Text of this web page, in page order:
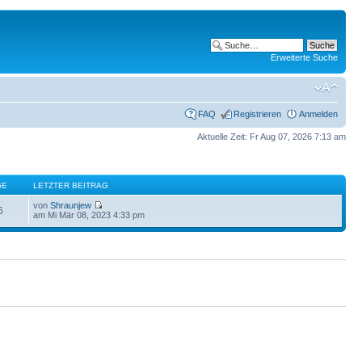
Erweiterte Suche
FAQ Registrieren Anmelden
Aktuelle Zeit: Fr Aug 07, 2026 7:13 am
LETZTER BEITRAG
vonShraunjew
am Mi Mär 08, 2023 4:33 pm